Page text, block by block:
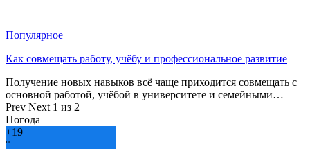
Популярное
Как совмещать работу, учёбу и профессиональное развитие
Получение новых навыков всё чаще приходится совмещать с
основной работой, учёбой в университете и семейными…
Prev Next 1 из 2
Погода
+19
°